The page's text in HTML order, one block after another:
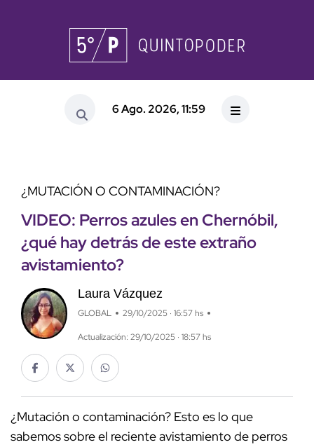
6 Ago. 2026, 11:59
¿MUTACIÓN O CONTAMINACIÓN?
VIDEO: Perros azules en Chernóbil,
¿qué hay detrás de este extraño
avistamiento?
Laura Vázquez
GLOBAL 29/10/2025 · 16:57 hs
Actualización: 29/10/2025 · 18:57 hs
¿Mutación o contaminación? Esto es lo que
sabemos sobre el reciente avistamiento de perros